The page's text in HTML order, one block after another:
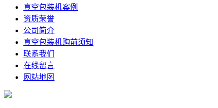
真空包装机案例
资质荣誉
公司简介
真空包装机购前须知
联系我们
在线留言
网站地图